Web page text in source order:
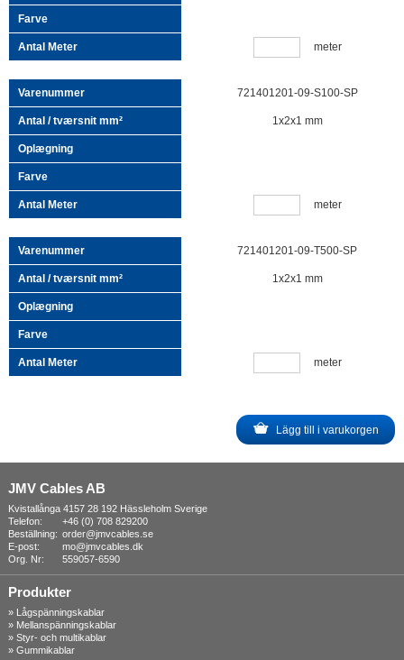
meter
721401201-09-S100-SP
1x2x1 mm
meter
721401201-09-T500-SP
1x2x1 mm
meter
Lägg till i varukorgen
JMV Cables AB
Kvistallånga 4157 28 192 Hässleholm Sverige
Telefon:
+46 (0) 708 829200
Beställning: order@jmvcables.se
E-post:
mo@jmvcables.dk
Org. Nr:
559057-6590
Produkter
» Lågspänningskablar
» Mellanspänningskablar
» Styr- och multikablar
» Gummikablar